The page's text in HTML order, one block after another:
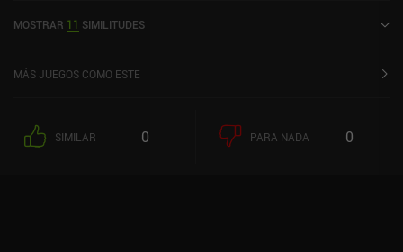
4 sobre 5,0 en Google Play y de 4,2 sobre 5,0 en iOS App Store.
MOSTRAR 11 SIMILITUDES
MÁS JUEGOS COMO ESTE
SIMILAR 0 PARA NADA 0